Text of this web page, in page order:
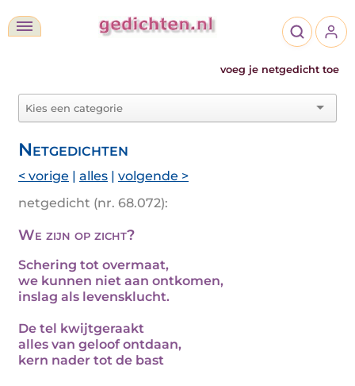
voeg je netgedicht toe
Netgedichten
< vorige | alles | volgende >
netgedicht (nr. 68.072):
We zijn op zicht?
Schering tot overmaat,
we kunnen niet aan ontkomen,
inslag als levensklucht.
De tel kwijtgeraakt
alles van geloof ontdaan,
kern nader tot de bast